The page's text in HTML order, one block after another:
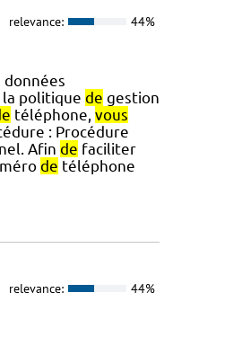
relevance: 44%
la politique de gestion
téléphone, vous
: Procédure
Afin de faciliter
de téléphone
relevance: 44%